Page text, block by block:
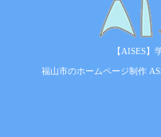
【AISES】
福山市のホームページ制作